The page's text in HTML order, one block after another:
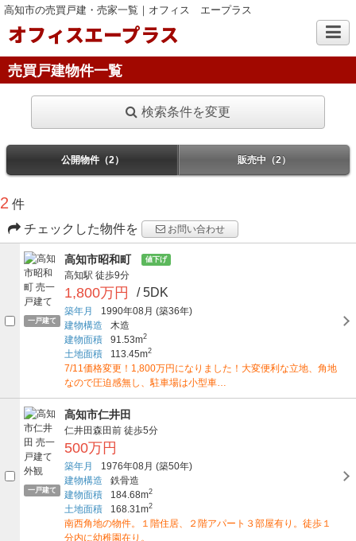
高知市の売買戸建・売家一覧｜オフィス エープラス
オフィスエープラス
売買戸建物件一覧
検索条件を変更
公開物件（2） 販売中（2）
2 件
チェックした物件を
お問い合わせ
一戸建て
高知市昭和町 値下げ
高知駅 徒歩9分
1,800万円 / 5DK
築年月 1990年08月 (築36年)
建物構造
木造
建物面積
91.53m2
土地面積 113.45m2
7/11価格変更！1,800万円になりました！大変便利な立地、角地
なので圧迫感無し、駐車場は小型車…
一戸建て
高知市仁井田
仁井田森田前 徒歩5分
500万円
築年月 1976年08月 (築50年)
建物構造
鉄骨造
建物面積
184.68m2
土地面積 168.31m2
南西角地の物件。１階住居、２階アパート３部屋有り。徒歩１
分内に幼稚園在り。